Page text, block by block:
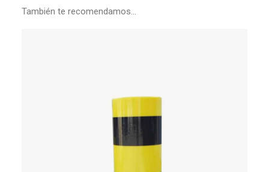
También te recomendamos…